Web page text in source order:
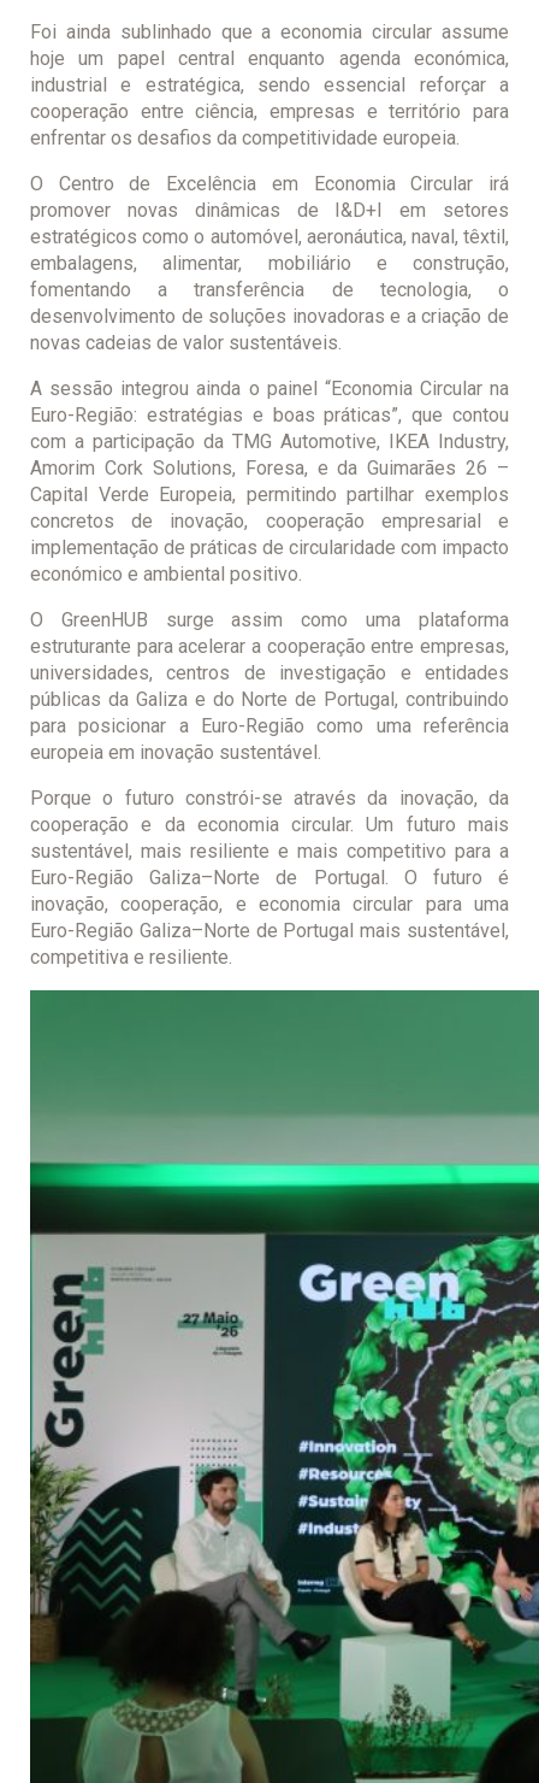
Foi ainda sublinhado que a economia circular assume
hoje um papel central enquanto agenda económica,
industrial e estratégica, sendo essencial reforçar a
cooperação entre ciência, empresas e território para
enfrentar os desafios da competitividade europeia.
O Centro de Excelência em Economia Circular irá
promover novas dinâmicas de I&D+I em setores
estratégicos como o automóvel, aeronáutica, naval, têxtil,
embalagens, alimentar, mobiliário e construção,
fomentando a transferência de tecnologia, o
desenvolvimento de soluções inovadoras e a criação de
novas cadeias de valor sustentáveis.
A sessão integrou ainda o painel “Economia Circular na
Euro-Região: estratégias e boas práticas”, que contou
com a participação da TMG Automotive, IKEA Industry,
Amorim Cork Solutions, Foresa, e da Guimarães 26 –
Capital Verde Europeia, permitindo partilhar exemplos
concretos de inovação, cooperação empresarial e
implementação de práticas de circularidade com impacto
económico e ambiental positivo.
O GreenHUB surge assim como uma plataforma
estruturante para acelerar a cooperação entre empresas,
universidades, centros de investigação e entidades
públicas da Galiza e do Norte de Portugal, contribuindo
para posicionar a Euro-Região como uma referência
europeia em inovação sustentável.
Porque o futuro constrói-se através da inovação, da
cooperação e da economia circular. Um futuro mais
sustentável, mais resiliente e mais competitivo para a
Euro-Região Galiza–Norte de Portugal. O futuro é
inovação, cooperação, e economia circular para uma
Euro-Região Galiza–Norte de Portugal mais sustentável,
competitiva e resiliente.